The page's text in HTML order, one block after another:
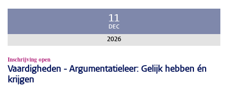
11
DEC
2026
Inschrijving open
Vaardigheden - Argumentatieleer: Gelijk hebben én
krijgen